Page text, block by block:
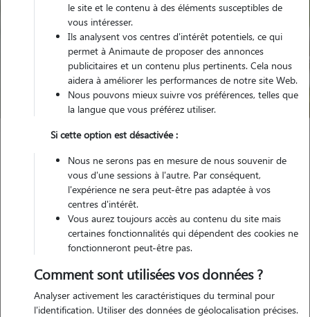
Pour quel animal ?
Trouver mon Pet Sitter
Hières-sur-Amby
Plus de 1 propriétaires satisfaits pour
la garde de leur animal à Hières-sur-
Amby
le site et le contenu à des éléments susceptibles de
vous intéresser.
Ils analysent vos centres d'intérêt potentiels, ce qui
permet à Animaute de proposer des annonces
publicitaires et un contenu plus pertinents. Cela nous
aidera à améliorer les performances de notre site Web.
Nous pouvons mieux suivre vos préférences, telles que
la langue que vous préférez utiliser.
Si cette option est désactivée :
Nous ne serons pas en mesure de nous souvenir de
vous d'une sessions à l'autre. Par conséquent,
l'expérience ne sera peut-être pas adaptée à vos
centres d'intérêt.
Vous aurez toujours accès au contenu du site mais
certaines fonctionnalités qui dépendent des cookies ne
fonctionneront peut-être pas.
Comment sont utilisées vos données ?
Analyser activement les caractéristiques du terminal pour
l'identification. Utiliser des données de géolocalisation précises.